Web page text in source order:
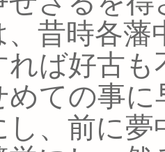
、昔時各
れば好古
めての事
し、前に